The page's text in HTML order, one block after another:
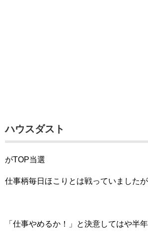
ハウスダスト
がTOP当選
仕事柄毎日ほこりとは戦っていました
「仕事やめるか！」と決意してはや半